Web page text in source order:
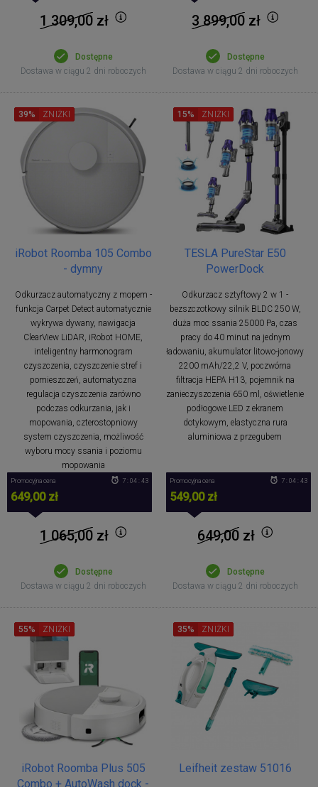
1 309,00zł
Dostępne
Dostawa w ciągu 2 dni roboczych
3 899,00zł
Dostępne
Dostawa w ciągu 2 dni roboczych
iRobot Roomba 105 Combo
- dymny
Odkurzacz automatyczny z mopem -
funkcja Carpet Detect automatycznie
wykrywa dywany, nawigacja
ClearView LiDAR, iRobot HOME,
inteligentny harmonogram
czyszczenia, czyszczenie stref i
pomieszczeń, automatyczna
regulacja czyszczenia zarówno
podczas odkurzania, jak i
mopowania, czterostopniowy
system czyszczenia, możliwość
wyboru mocy ssania i poziomu
mopowania
39% ZNIŻKI
Promocyjna cena
649,00 zł
7 : 04 : 42
1 065,00zł
Dostępne
Dostawa w ciągu 2 dni roboczych
TESLA PureStar E50
PowerDock
Odkurzacz sztyftowy 2 w 1 -
bezszczotkowy silnik BLDC 250 W,
duża moc ssania 25000 Pa, czas
pracy do 40 minut na jednym
ładowaniu, akumulator litowo-jonowy
2200 mAh/22,2 V, poczwórna
filtracja HEPA H13, pojemnik na
zanieczyszczenia 650 ml, oświetlenie
podłogowe LED z ekranem
dotykowym, elastyczna rura
aluminiowa z przegubem
15% ZNIŻKI
Promocyjna cena
549,00 zł
7 : 04 : 42
649,00zł
Dostępne
Dostawa w ciągu 2 dni roboczych
iRobot Roomba Plus 505
Combo + AutoWash dock -
55% ZNIŻKI
Leifheit zestaw 51016
35% ZNIŻKI